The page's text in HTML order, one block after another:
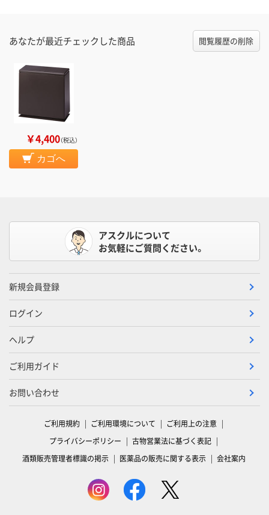
あなたが最近チェックした商品 閲覧履歴の削除
￥4,400（税込）
カゴへ
アスクルについて
お気軽にご質問ください。
新規会員登録
ログイン
ヘルプ
ご利用ガイド
お問い合わせ
ご利用規約 ご利用環境について
ご利用上の注意
プライバシーポリシー
古物営業法に基づく表記
酒類販売管理者標識の掲示
医薬品の販売に関する表示 会社案内